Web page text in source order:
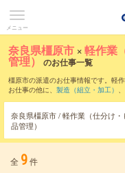
メニュー
奈良県橿原市 ×軽作業
管理） のお仕事一覧
橿原市の派遣のお仕事情報です。軽
お仕事の他に、 製造（組立・加工） 、
管理）のお仕事とは？とは？
奈良県橿原市 / 軽作業（仕分け
品管理）
全 9件